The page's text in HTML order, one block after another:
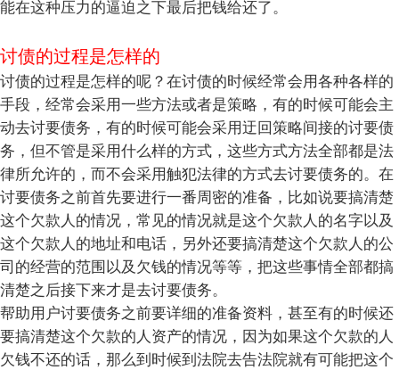
能在这种压力的逼迫之下最后把钱给还了。
讨债的过程是怎样的
讨债的过程是怎样的呢？在讨债的时候经常会用各种各样的
手段，经常会采用一些方法或者是策略，有的时候可能会主
动去讨要债务，有的时候可能会采用迂回策略间接的讨要债
务，但不管是采用什么样的方式，这些方式方法全部都是法
律所允许的，而不会采用触犯法律的方式去讨要债务的。在
讨要债务之前首先要进行一番周密的准备，比如说要搞清楚
这个欠款人的情况，常见的情况就是这个欠款人的名字以及
这个欠款人的地址和电话，另外还要搞清楚这个欠款人的公
司的经营的范围以及欠钱的情况等等，把这些事情全部都搞
清楚之后接下来才是去讨要债务。
帮助用户讨要债务之前要详细的准备资料，甚至有的时候还
要搞清楚这个欠款的人资产的情况，因为如果这个欠款的人
欠钱不还的话，那么到时候到法院去告法院就有可能把这个